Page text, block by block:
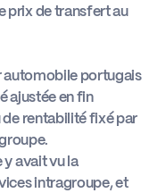
prix de transfert au
automobile portugais
ajustée en fin
de rentabilité fixé par
avait vu la
intragroupe, et